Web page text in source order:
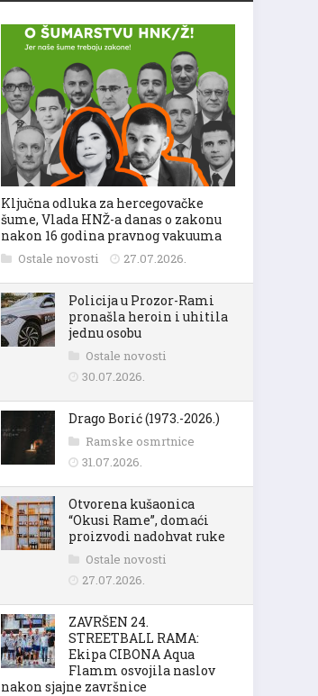
Ključna odluka za hercegovačke
šume, Vlada HNŽ-a danas o zakonu
nakon 16 godina pravnog vakuuma
Ostale novosti 27.07.2026.
Policija u Prozor-Rami
pronašla heroin i uhitila
jednu osobu
Ostale novosti
30.07.2026.
Drago Borić (1973.-2026.)
Ramske osmrtnice
31.07.2026.
Otvorena kušaonica
“Okusi Rame”, domaći
proizvodi nadohvat ruke
Ostale novosti
27.07.2026.
ZAVRŠEN 24.
STREETBALL RAMA:
Ekipa CIBONA Aqua
Flamm osvojila naslov
nakon sjajne završnice